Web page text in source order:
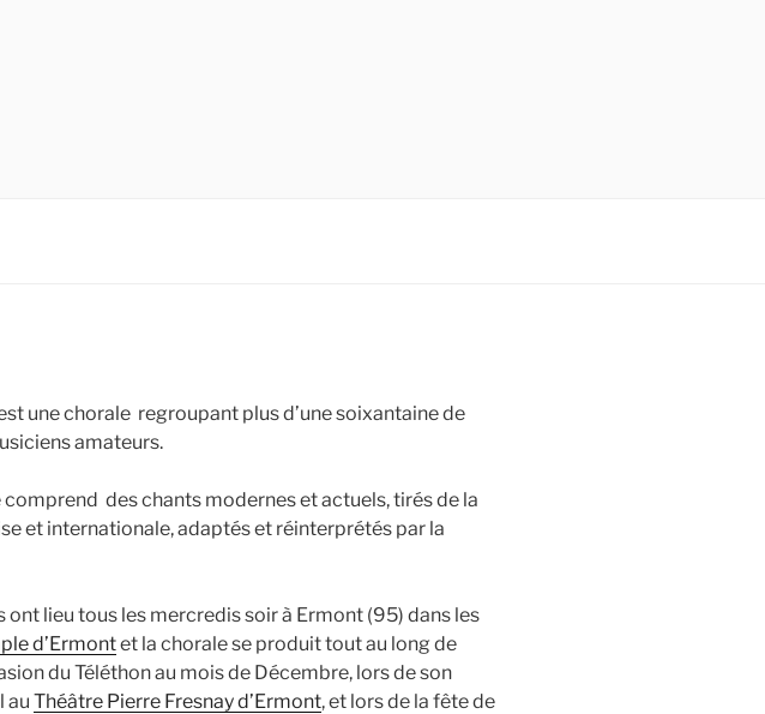
une chorale regroupant plus d’une soixantaine de
amateurs.
des chants modernes et actuels, tirés de la
et internationale, adaptés et réinterprétés par la
ont lieu tous les mercredis soir à Ermont (95) dans les
d’Ermontet la chorale se produit tout au long de
du Téléthon au mois de Décembre, lors de son
au Théâtre Pierre Fresnay d’Ermont, et lors de la fête de